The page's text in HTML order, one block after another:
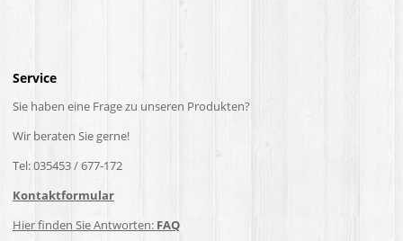
Service
Sie haben eine Frage zu unseren Produkten?
Wir beraten Sie gerne!
Tel: 035453 / 677-172
Kontaktformular
Hier finden Sie Antworten: FAQ